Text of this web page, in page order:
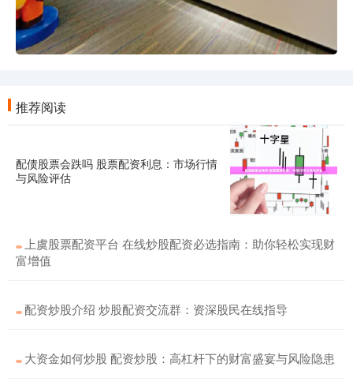
推荐阅读
配债股票会跌吗 股票配资利息：市场行情
与风险评估
上虞股票配资平台 在线炒股配资必选指南：助你轻松实现财
富增值
配资炒股介绍 炒股配资交流群：资深股民在线指导
大资金如何炒股 配资炒股：高杠杆下的财富盛宴与风险隐患